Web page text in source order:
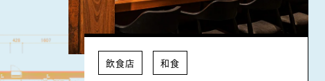
飲食店 和食